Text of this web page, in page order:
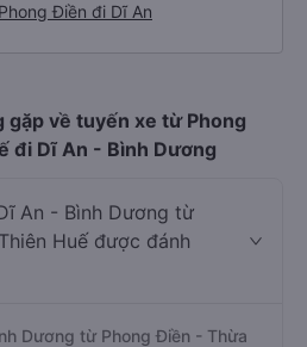
Điền đi Dĩ An
về tuyến xe từ Phong
đi Dĩ An - Bình Dương
An - Bình Dương từ
Huế được đánh
Dương từ Phong Điền - Thừa